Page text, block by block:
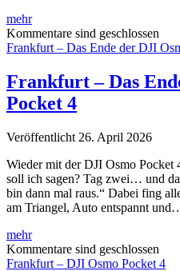
mehrFrankfurt
–
DJI
Pocket
2.0
Kommentare sind geschlossen
Frankfurt – Das Ende der DJI
Frankfurt – Das
Pocket 4
Veröffentlicht 26. April 2026
Wieder mit der DJI Osmo Pocket
soll ich sagen? Tag zwei… und
bin dann mal raus.“ Dabei fing
am Triangel, Auto entspannt
mehrFrankfurt
–
Das
Kommentare sind geschlossen
Frankfurt – DJI Osmo Pocket 4